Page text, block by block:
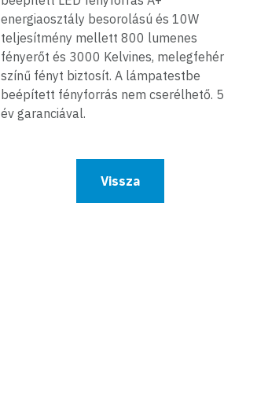
energiaosztály besorolású és 10W
teljesítmény mellett 800 lumenes
fényerőt és 3000 Kelvines, melegfehér
színű fényt biztosít. A lámpatestbe
beépített fényforrás nem cserélhető. 5
év garanciával.
Vissza